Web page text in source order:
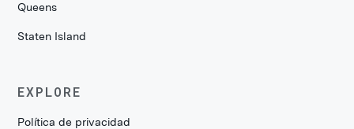
Queens
Staten Island
EXPLORE
Política de privacidad